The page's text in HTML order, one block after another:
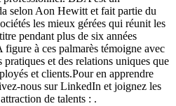
selon Aon Hewitt et fait partie du
les mieux gérées qui réunit les
pendant plus de six années
à ces palmarès témoigne avec
et des relations uniques que
et clients.Pour en apprendre
nous sur LinkedIn et joignez les
de talents : .